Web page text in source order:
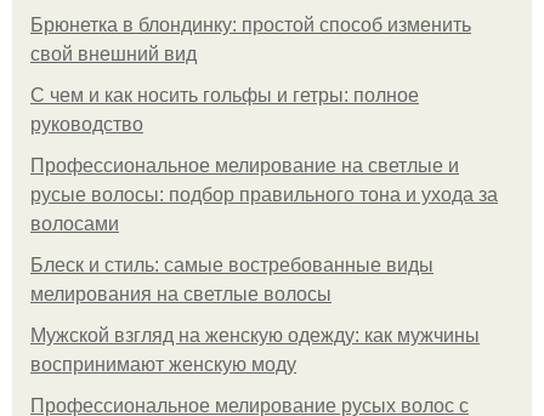
Брюнетка в блондинку: простой способ изменить
свой внешний вид
С чем и как носить гольфы и гетры: полное
руководство
Профессиональное мелирование на светлые и
русые волосы: подбор правильного тона и ухода за
волосами
Блеск и стиль: самые востребованные виды
мелирования на светлые волосы
Мужской взгляд на женскую одежду: как мужчины
воспринимают женскую моду
Профессиональное мелирование русых волос с